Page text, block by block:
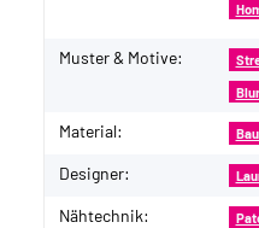
Muster & Motive:
Material:
Designer:
Nähtechnik: